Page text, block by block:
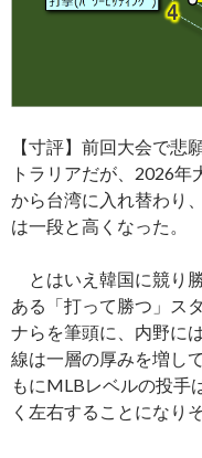
【寸評】前回大会で悲
トラリアだが、2026
から台湾に入れ替わり
は一段と高くなった。
とはいえ韓国に競り
ある「打って勝つ」ス
ナらを筆頭に、内野に
線は一層の厚みを増し
もにMLBレベルの投手
く左右することになり